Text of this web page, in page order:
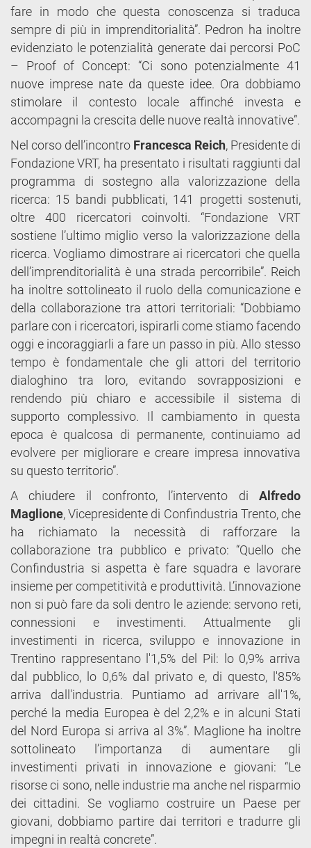
fare in modo che questa conoscenza si traduca
sempre di più in imprenditorialità”. Pedron ha inoltre
evidenziato le potenzialità generate dai percorsi PoC
– Proof of Concept: “Ci sono potenzialmente 41
nuove imprese nate da queste idee. Ora dobbiamo
stimolare il contesto locale affinché investa e
accompagni la crescita delle nuove realtà innovative”.
Nel corso dell’incontro Francesca Reich, Presidente di
Fondazione VRT, ha presentato i risultati raggiunti dal
programma di sostegno alla valorizzazione della
ricerca: 15 bandi pubblicati, 141 progetti sostenuti,
oltre 400 ricercatori coinvolti. “Fondazione VRT
sostiene l’ultimo miglio verso la valorizzazione della
ricerca. Vogliamo dimostrare ai ricercatori che quella
dell’imprenditorialità è una strada percorribile”. Reich
ha inoltre sottolineato il ruolo della comunicazione e
della collaborazione tra attori territoriali: “Dobbiamo
parlare con i ricercatori, ispirarli come stiamo facendo
oggi e incoraggiarli a fare un passo in più. Allo stesso
tempo è fondamentale che gli attori del territorio
dialoghino tra loro, evitando sovrapposizioni e
rendendo più chiaro e accessibile il sistema di
supporto complessivo. Il cambiamento in questa
epoca è qualcosa di permanente, continuiamo ad
evolvere per migliorare e creare impresa innovativa
su questo territorio”.
A chiudere il confronto, l’intervento di Alfredo
Maglione, Vicepresidente di Confindustria Trento, che
ha richiamato la necessità di rafforzare la
collaborazione tra pubblico e privato: “Quello che
Confindustria si aspetta è fare squadra e lavorare
insieme per competitività e produttività. L’innovazione
non si può fare da soli dentro le aziende: servono reti,
connessioni e investimenti. Attualmente gli
investimenti in ricerca, sviluppo e innovazione in
Trentino rappresentano l'1,5% del Pil: lo 0,9% arriva
dal pubblico, lo 0,6% dal privato e, di questo, l'85%
arriva dall'industria. Puntiamo ad arrivare all'1%,
perché la media Europea è del 2,2% e in alcuni Stati
del Nord Europa si arriva al 3%”. Maglione ha inoltre
sottolineato l’importanza di aumentare gli
investimenti privati in innovazione e giovani: “Le
risorse ci sono, nelle industrie ma anche nel risparmio
dei cittadini. Se vogliamo costruire un Paese per
giovani, dobbiamo partire dai territori e tradurre gli
impegni in realtà concrete”.